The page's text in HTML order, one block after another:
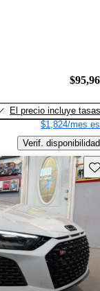
El precio incluye tasas
$1,824/mes
Verif. disponibilidad